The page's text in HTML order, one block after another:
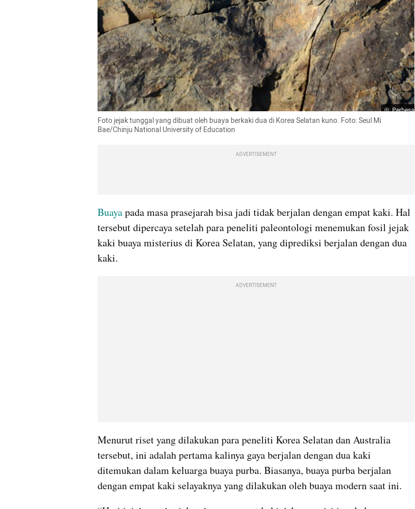
Perbesar
Foto jejak tunggal yang dibuat oleh buaya berkaki dua di Korea Selatan kuno. Foto: Seul Mi
Bae/Chinju National University of Education
ADVERTISEMENT
Buaya pada masa prasejarah bisa jadi tidak berjalan dengan empat kaki. Hal
tersebut dipercaya setelah para peneliti paleontologi menemukan fosil jejak
kaki buaya misterius di Korea Selatan, yang diprediksi berjalan dengan dua
kaki.
ADVERTISEMENT
Menurut riset yang dilakukan para peneliti Korea Selatan dan Australia
tersebut, ini adalah pertama kalinya gaya berjalan dengan dua kaki
ditemukan dalam keluarga buaya purba. Biasanya, buaya purba berjalan
dengan empat kaki selayaknya yang dilakukan oleh buaya modern saat ini.